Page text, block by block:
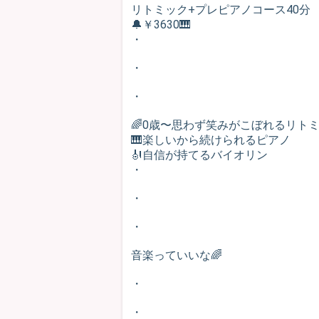
リトミック+プレピアノコース40分
🔔￥3630🎹
・
・
・
🌈0歳〜思わず笑みがこぼれるリト
🎹楽しいから続けられるピアノ
🎻自信が持てるバイオリン
・
・
・
音楽っていいな🌈
・
・